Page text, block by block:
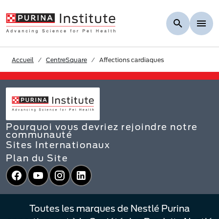
Accueil CentreSquare Affections cardiaques
Pourquoi vous devriez rejoindre notre
communauté
Sites Internationaux
Plan du Site
Facebook
YouTubeInstagram
LinkedIn
Toutes les marques de Nestlé Purina